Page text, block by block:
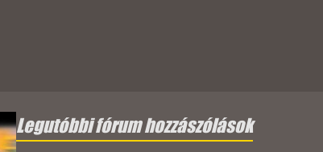
Legutóbbi fórum hozzászólások